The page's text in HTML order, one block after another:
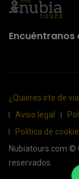
Encuéntranos
¿Quieres irte de
Aviso legal
Política de
Nubiatours.com ©
reservados.